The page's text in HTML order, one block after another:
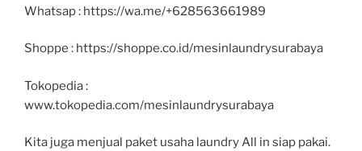
Whatsap : https://wa.me/+628563661989
Shoppe : https://shoppe.co.id/mesinlaundrysurabaya
Tokopedia :
www.tokopedia.com/mesinlaundrysurabaya
Kita juga menjual paket usaha laundry All in siap pakai.